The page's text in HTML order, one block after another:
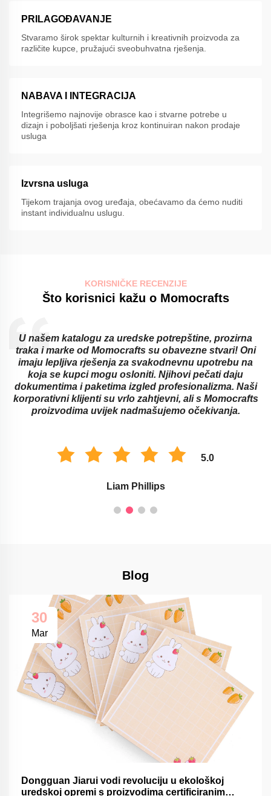
PRILAGOĐAVANJE
Stvaramo širok spektar kulturnih i kreativnih proizvoda za
različite kupce, pružajući sveobuhvatna rješenja.
NABAVA I INTEGRACIJA
Integrišemo najnovije obrasce kao i stvarne potrebe u
dizajn i poboljšati rješenja kroz kontinuiran nakon prodaje
usluga
Izvrsna usluga
Tijekom trajanja ovog uređaja, obećavamo da ćemo nuditi
instant individualnu uslugu.
KORISNIČKE RECENZIJE
Što korisnici kažu o Momocrafts
U našem katalogu za uredske potrepštine, prozirna
traka i marke od Momocrafts su obavezne stvari! Oni
imaju lepljiva rješenja za svakodnevnu upotrebu na
koja se kupci mogu osloniti. Njihovi pečati daju
dokumentima i paketima izgled profesionalizma. Naši
korporativni klijenti su vrlo zahtjevni, ali s Momocrafts
proizvodima uvijek nadmašujemo očekivanja.
5.0
Liam Phillips
Blog
30
Mar
Dongguan Jiarui vodi revoluciju u ekološkoj
uredskoj opremi s proizvodima certificiranim